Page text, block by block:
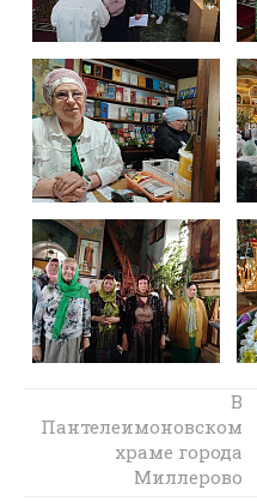
В Донском храме
Новошахтинска
прошла
экскурсия для
В
Пантелеимоновском
храме города
Миллерово